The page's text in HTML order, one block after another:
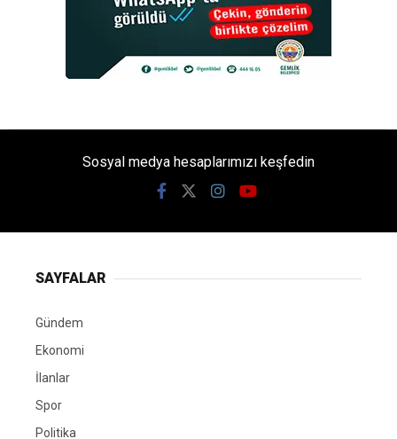
Sosyal medya hesaplarımızı keşfedin
SAYFALAR
Gündem
Ekonomi
İlanlar
Spor
Politika